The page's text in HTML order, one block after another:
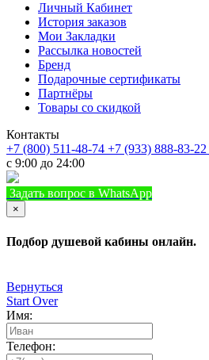
Личный Кабинет
История заказов
Мои Закладки
Рассылка новостей
Бренд
Подарочные сертификаты
Партнёры
Товары со скидкой
Контакты
+7 (800) 511-48-74 +7 (933) 888-83-22
с 9:00 до 24:00
Задать вопрос в WhatsApp
×
Подбор душевой кабины онлайн.
Вернуться
Start Over
Имя:
Телефон: